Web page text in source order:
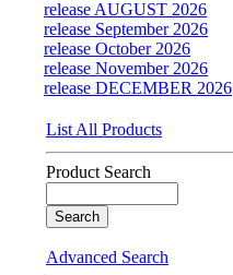
release AUGUST 2026
release September 2026
release October 2026
release November 2026
release DECEMBER 2026
List All Products
Product Search
Advanced Search